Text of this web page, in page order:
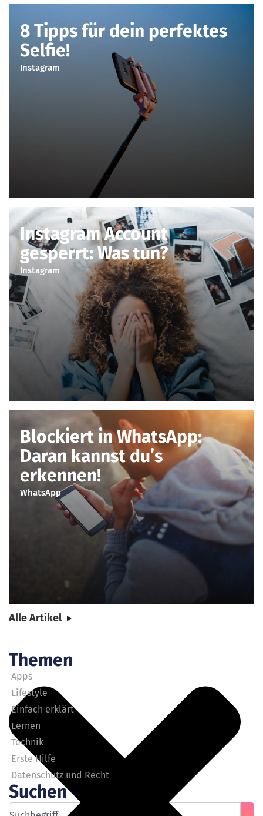
8 Tipps für dein perfektes
Selfie!
Instagram
Instagram Account
gesperrt: Was tun?
Instagram
Blockiert in WhatsApp:
Daran kannst du’s
erkennen!
WhatsApp
Alle Artikel
Themen
Apps
Lifestyle
Einfach erklärt
Lernen
Technik
Erste Hilfe
Datenschutz und Recht
Suchen